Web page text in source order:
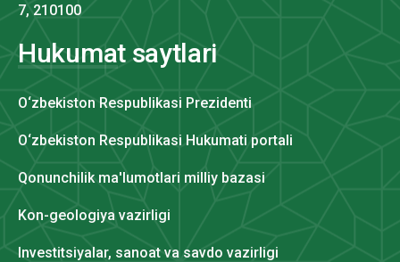
7, 210100
Hukumat saytlari
O‘zbekiston Respublikasi Prezidenti
O‘zbekiston Respublikasi Hukumati portali
Qonunchilik ma'lumotlari milliy bazasi
Kon-geologiya vazirligi
Investitsiyalar, sanoat va savdo vazirligi